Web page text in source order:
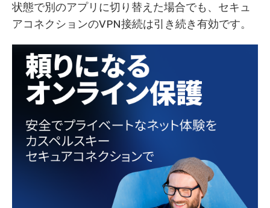
状態で別のアプリに切り替えた場合でも、セキュ
アコネクションのVPN接続は引き続き有効です。